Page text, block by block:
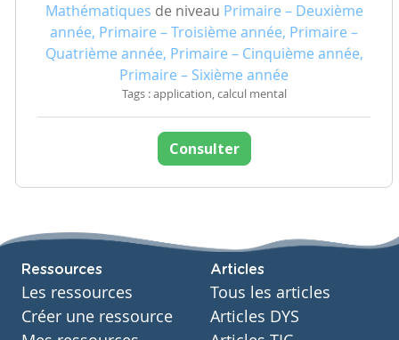
Mathématiques de niveau Primaire – Deuxième
année, Primaire – Troisième année, Primaire –
Quatrième année, Primaire – Cinquième année,
Primaire – Sixième année
Tags : application, calcul mental
Consulter
Ressources
Les ressources
Créer une ressource
Articles
Tous les articles
Articles DYS